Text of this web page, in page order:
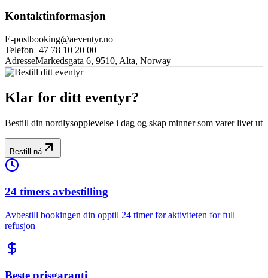
Kontaktinformasjon
E-postbooking@aeventyr.no
Telefon+47 78 10 20 00
AdresseMarkedsgata 6, 9510, Alta, Norway
Klar for ditt eventyr?
Bestill din nordlysopplevelse i dag og skap minner som varer livet ut
Bestill nå
24 timers avbestilling
Avbestill bookingen din opptil 24 timer før aktiviteten for full
refusjon
Beste prisgaranti